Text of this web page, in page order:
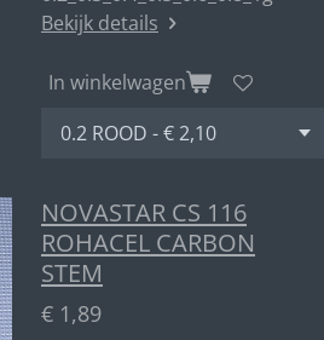
Bekijk details
In winkelwagen
NOVASTAR CS 116
ROHACEL CARBON
STEM
€ 1,89